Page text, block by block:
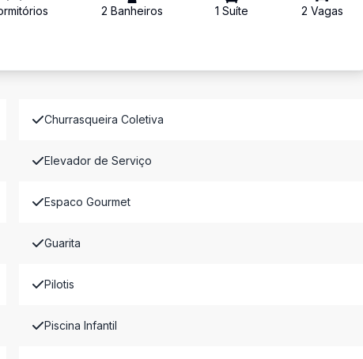
s 2 Banheiros 1 Suíte 2 Vagas
Churrasqueira Coletiva
Elevador de Serviço
Espaco Gourmet
Guarita
Pilotis
Piscina Infantil